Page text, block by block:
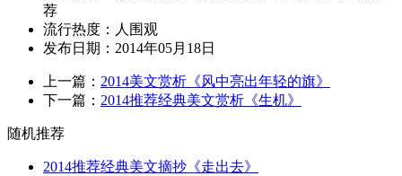
荐
流行热度： 人围观
发布日期：2014年05月18日
上一篇： 2014美文赏析《风中亮出年轻的旗》
下一篇： 2014推荐经典美文赏析《生机》
随机推荐
2014推荐经典美文摘抄《走出去》